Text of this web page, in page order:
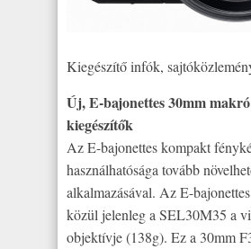
Kiegészítő infók,
Új, E-bajonettes 30mm
kiegészítők
Az E-bajonettes kompakt
használhatósága tovább
alkalmazásával. Az E-
közül jelenleg a SEL30M35 a
objektívje (138g). Ez a 30mm